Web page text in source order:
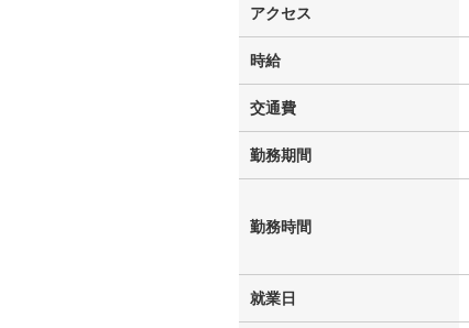
アクセス
時給
交通費
勤務期間
勤務時間
就業日